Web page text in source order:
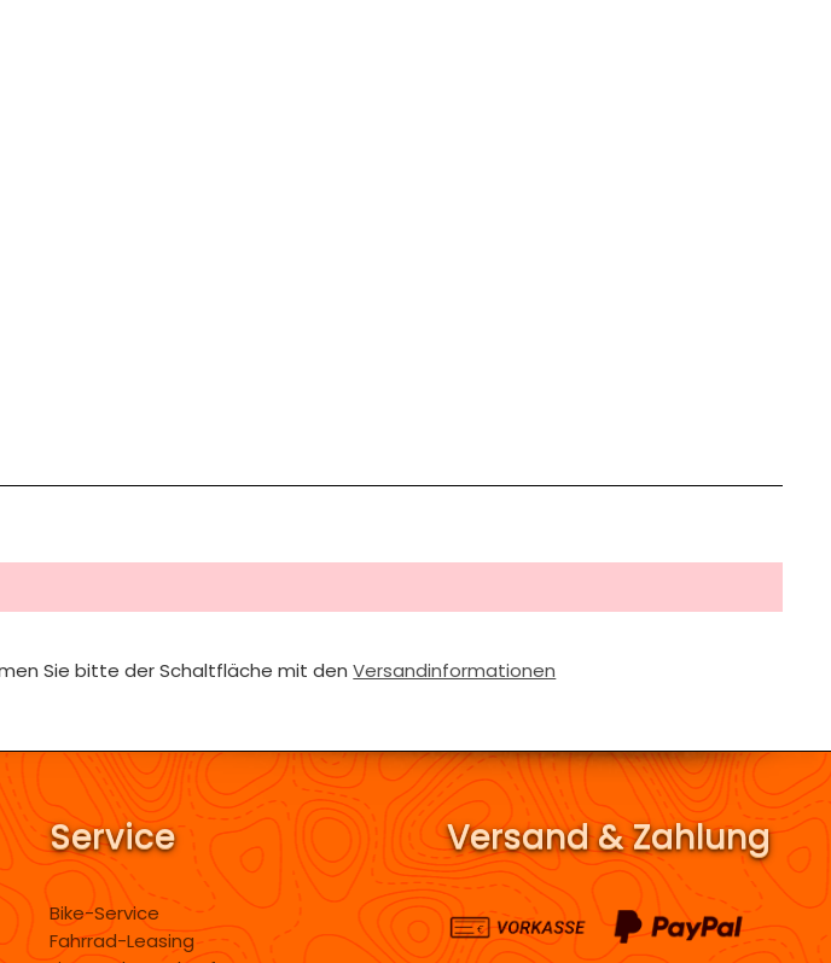
Sie bitte der Schaltfläche mit denVersandinformationen
Service
Bike-Service
Fahrrad-Leasing
Versand & Zahlung